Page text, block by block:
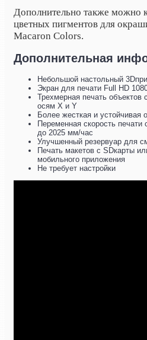
Дополнительно также можно
цветных пигментов для
Macaron Colors.
Дополнительная
Небольшой настольный
Экран для печати Full HD
Трехмерная печать
осям X и Y
Более жесткая и устойчивая
Переменная скорость
до 2025 мм/час
Улучшенный резервуар для
Печать макетов с SDкарты
мобильного приложения
Не требует настройки